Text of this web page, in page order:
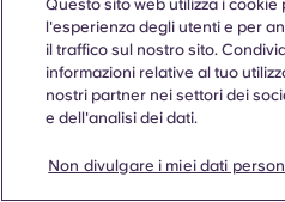
finalizzato a richiedere
di età inferiore ai diciotto
determinare se il visitatore
di diciotto (18) anni, non ti è
informazione di
nome, indirizzo, email ,
altra informazione che ci
Questo sito web utilizza i cookie
l'esperienza degli utenti e per
il traffico sul nostro sito.
informazioni relative al tuo
nostri partner nei settori dei
e dell'analisi dei dati.
Non divulgare i miei dati